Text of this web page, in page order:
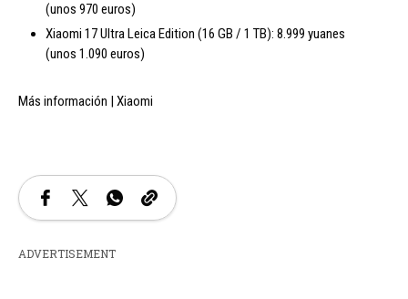
(unos 970 euros)
Xiaomi 17 Ultra Leica Edition (16 GB / 1 TB): 8.999 yuanes
(unos 1.090 euros)
Más información | Xiaomi
ADVERTISEMENT